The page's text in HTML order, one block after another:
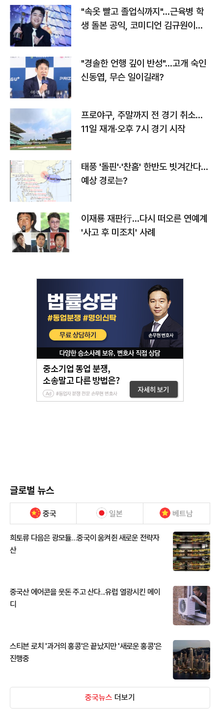
"속옷 빨고 졸업식까지"…근육병 학
생 돌본 공익, 코미디언 김규원이었
"경솔한 언행 깊이 반성"…고개 숙인
신동엽, 무슨 일이길래?
프로야구, 주말까지 전 경기 취소…
11일 재개·오후 7시 경기 시작
태풍 '돌핀'·'찬홈' 한반도 빗겨간다…
예상 경로는?
이재룡 재판行…다시 떠오른 연예계
'사고 후 미조치' 사례
글로벌 뉴스
중국 일본 베트남
희토류 다음은 광모듈…중국이 움켜쥔 새로운 전략자
산
중국산 에어콘을 웃돈 주고 산다...유럽 열광시킨 메이
디
스티븐 로치 '과거의 홍콩'은 끝났지만 '새로운 홍콩'은
진행중
중국뉴스 더보기